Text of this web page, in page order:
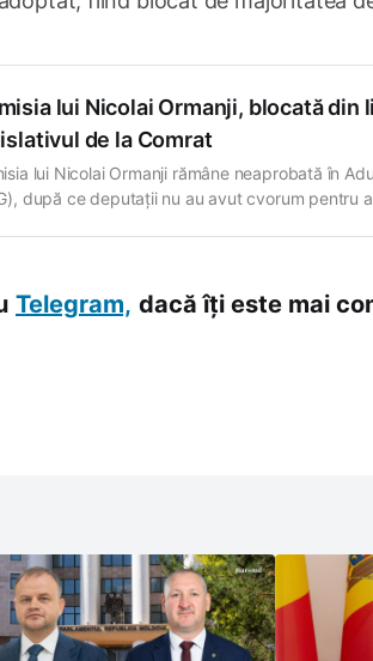
lui Nicolai Ormanji, blocată din
de la Comrat
lui Nicolai Ormanji rămâne neaprobată în
după ce deputații nu au avut cvorum pentru
Telegram, dacă îți este mai